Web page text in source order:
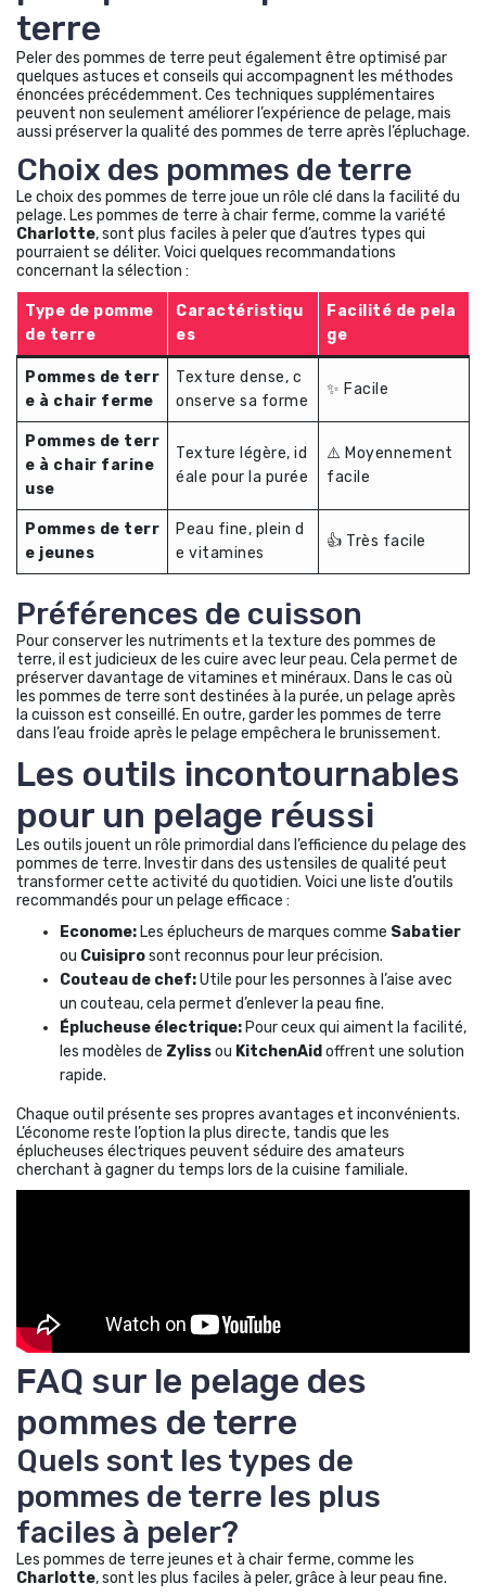
terre
Peler des pommes de terre peut également être optimisé par
quelques astuces et conseils qui accompagnent les méthodes
énoncées précédemment. Ces techniques supplémentaires
peuvent non seulement améliorer l’expérience de pelage, mais
aussi préserver la qualité des pommes de terre après l’épluchage.
Choix des pommes de terre
Le choix des pommes de terre joue un rôle clé dans la facilité du
pelage. Les pommes de terre à chair ferme, comme la variété
Charlotte, sont plus faciles à peler que d’autres types qui
pourraient se déliter. Voici quelques recommandations
concernant la sélection :
Type de pomme
de terre
Caractéristiqu
es
Facilité de pela
ge
Pommes de terr
e à chair ferme
Texture dense, c
onserve sa forme
✨ Facile
Pommes de terr
e à chair farine
use
Texture légère, id
éale pour la purée
⚠️ Moyennement
facile
Pommes de terr
e jeunes
Peau fine, plein d
e vitamines
👍 Très facile
Préférences de cuisson
Pour conserver les nutriments et la texture des pommes de
terre, il est judicieux de les cuire avec leur peau. Cela permet de
préserver davantage de vitamines et minéraux. Dans le cas où
les pommes de terre sont destinées à la purée, un pelage après
la cuisson est conseillé. En outre, garder les pommes de terre
dans l’eau froide après le pelage empêchera le brunissement.
Les outils incontournables
pour un pelage réussi
Les outils jouent un rôle primordial dans l’efficience du pelage des
pommes de terre. Investir dans des ustensiles de qualité peut
transformer cette activité du quotidien. Voici une liste d’outils
recommandés pour un pelage efficace :
Econome: Les éplucheurs de marques comme Sabatier
ou Cuisiprosont reconnus pour leur précision.
Couteau de chef:Utile pour les personnes à l’aise avec
un couteau, cela permet d’enlever la peau fine.
Éplucheuse électrique: Pour ceux qui aiment la facilité,
les modèles de Zylissou KitchenAid offrent une solution
rapide.
Chaque outil présente ses propres avantages et inconvénients.
L’économe reste l’option la plus directe, tandis que les
éplucheuses électriques peuvent séduire des amateurs
cherchant à gagner du temps lors de la cuisine familiale.
FAQ sur le pelage des
pommes de terre
Quels sont les types de
pommes de terre les plus
faciles à peler?
Les pommes de terre jeunes et à chair ferme, comme les
Charlotte, sont les plus faciles à peler, grâce à leur peau fine.